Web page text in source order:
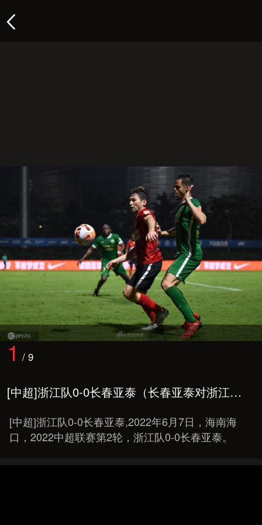
[中超]浙江队0-0长春亚泰（长春亚泰对浙江队）
[中超]浙江队0-0长春亚泰,2022年6月7日，海南海
口，2022中超联赛第2轮，浙江队0-0长春亚泰。
1 / 9